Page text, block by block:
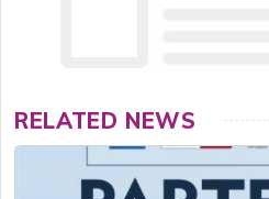
RELATED NEWS